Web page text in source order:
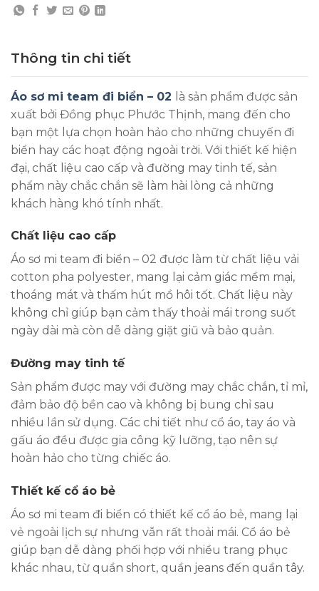
Thông tin chi tiết
Áo sơ mi team đi biển – 02
là sản phẩm được sản
xuất bởi Đồng phục Phước Thịnh, mang đến cho
bạn một lựa chọn hoàn hảo cho những chuyến đi
biển hay các hoạt động ngoài trời. Với thiết kế hiện
đại, chất liệu cao cấp và đường may tinh tế, sản
phẩm này chắc chắn sẽ làm hài lòng cả những
khách hàng khó tính nhất.
Chất liệu cao cấp
Áo sơ mi team đi biển – 02 được làm từ chất liệu vải
cotton pha polyester, mang lại cảm giác mềm mại,
thoáng mát và thấm hút mồ hôi tốt. Chất liệu này
không chỉ giúp bạn cảm thấy thoải mái trong suốt
ngày dài mà còn dễ dàng giặt giũ và bảo quản.
Đường may tinh tế
Sản phẩm được may với đường may chắc chắn, tỉ mỉ,
đảm bảo độ bền cao và không bị bung chỉ sau
nhiều lần sử dụng. Các chi tiết như cổ áo, tay áo và
gấu áo đều được gia công kỹ lưỡng, tạo nên sự
hoàn hảo cho từng chiếc áo.
Thiết kế cổ áo bẻ
Áo sơ mi team đi biển có thiết kế cổ áo bẻ, mang lại
vẻ ngoài lịch sự nhưng vẫn rất thoải mái. Cổ áo bẻ
giúp bạn dễ dàng phối hợp với nhiều trang phục
khác nhau, từ quần short, quần jeans đến quần tây.